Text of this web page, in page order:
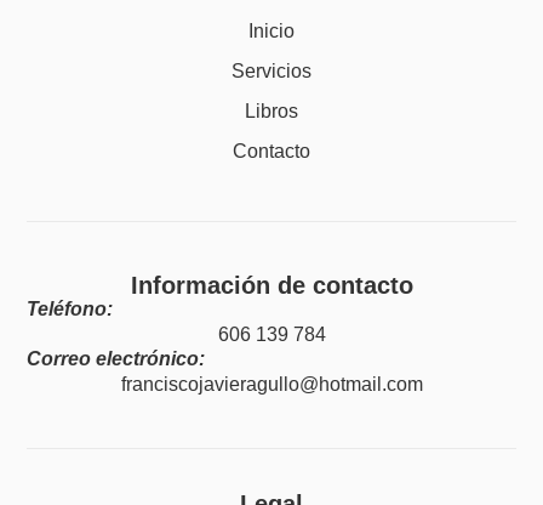
Inicio
Servicios
Libros
Contacto
Información de contacto
Teléfono:
606 139 784
Correo electrónico:
franciscojavieragullo@hotmail.com